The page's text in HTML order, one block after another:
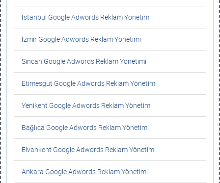
İstanbul Google Adwords Reklam Yönetimi
İzmir Google Adwords Reklam Yönetimi
Sincan Google Adwords Reklam Yönetimi
Etimesgut Google Adwords Reklam Yönetimi
Yenikent Google Adwords Reklam Yönetimi
Bağlıca Google Adwords Reklam Yönetimi
Elvankent Google Adwords Reklam Yönetimi
Ankara Google Adwords Reklam Yönetimi